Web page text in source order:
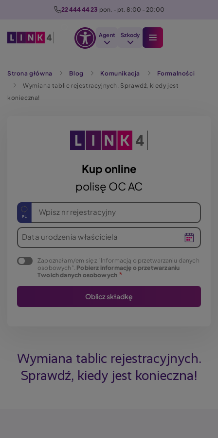
22 444 44 23 pon. - pt. 8:00 - 20:00
Agent Szkody
Strona główna Blog Komunikacja
Formalności
Wymiana tablic rejestracyjnych. Sprawdź, kiedy jest
konieczna!
Kup online
polisę OC AC
Wpisz nr rejestracyjny
Data urodzenia właściciela
Zapoznałam/em się z "Informacją o przetwarzaniu danych
osobowych". Pobierz informację o przetwarzaniu
Twoich danych osobowych
Wymiana tablic rejestracyjnych.
Sprawdź, kiedy jest konieczna!